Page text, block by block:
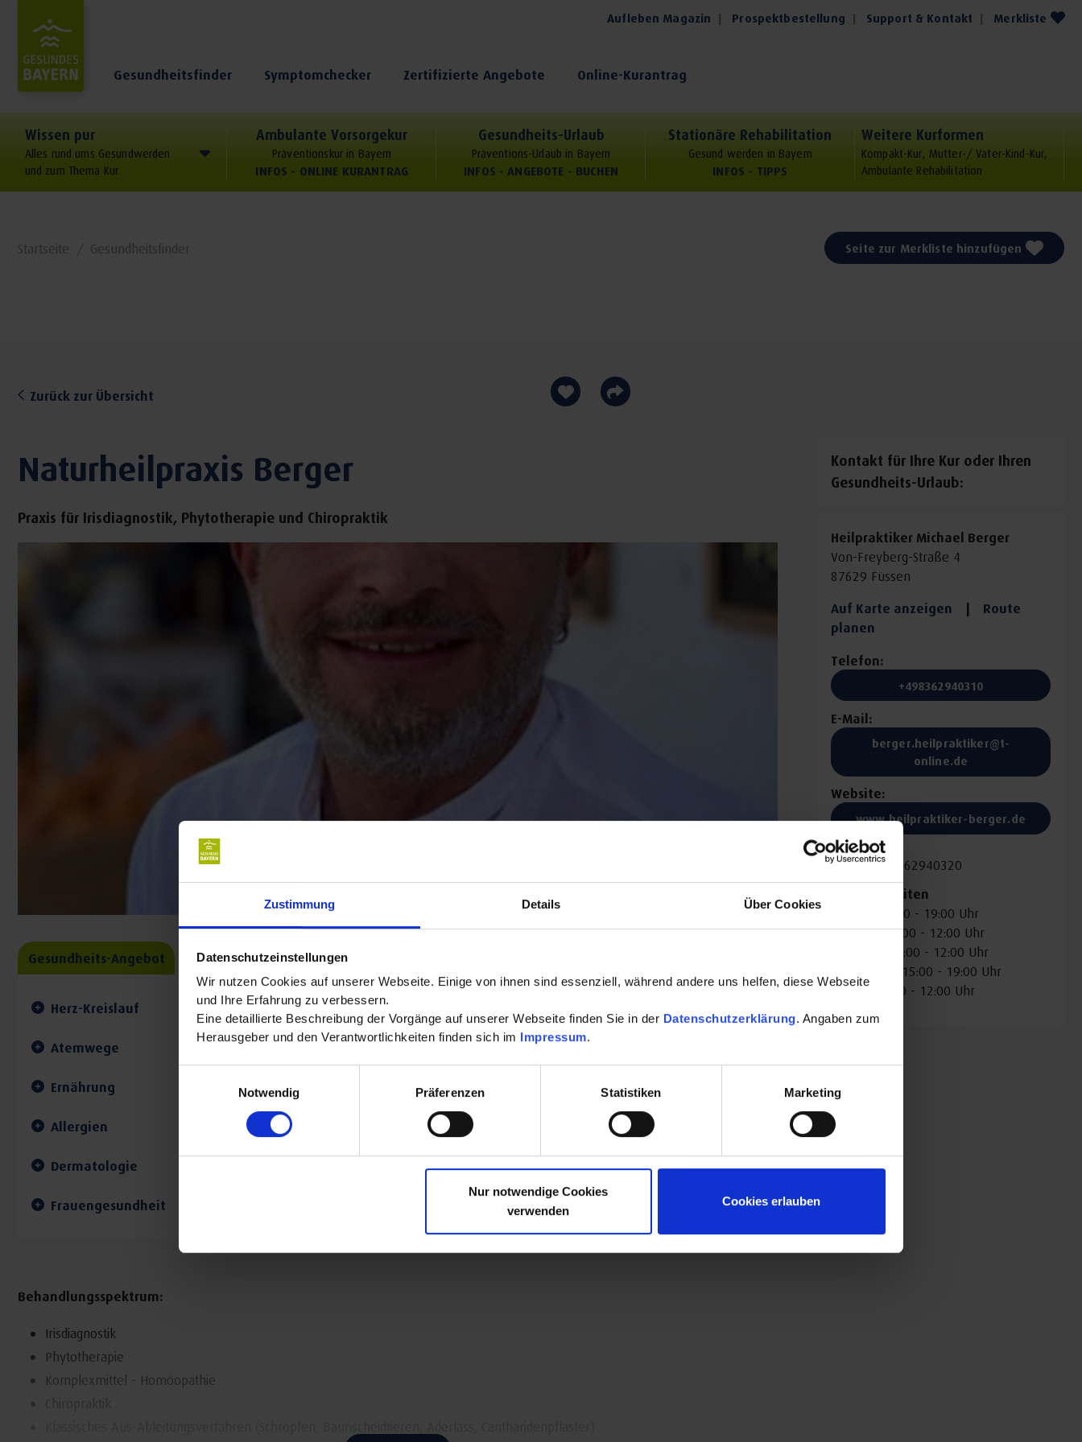
Zustimmung Details Über Cookies
Datenschutzeinstellungen
Wir nutzen Cookies auf unserer Webseite. Einige von ihnen sind essenziell, während andere uns helfen, diese Webseite
und Ihre Erfahrung zu verbessern.
Eine detaillierte Beschreibung der Vorgänge auf unserer Webseite finden Sie in der Datenschutzerklärung. Angaben zum
Herausgeber und den Verantwortlichkeiten finden sich im Impressum.
Notwendig
Präferenzen Statistiken Marketing
Nur notwendige Cookies
verwenden
Cookies erlauben
Aufleben Magazin Prospektbestellung Support & Kontakt Merkliste
Gesundheitsfinder Symptomchecker Zertifizierte Angebote Online-Kurantrag
Wissen pur
Alles rund ums Gesundwerden
und zum Thema Kur
Ambulante Vorsorgekur
Präventionskur in Bayern
INFOS - ONLINE KURANTRAG
Gesundheits-Urlaub
Präventions-Urlaub in Bayern
INFOS - ANGEBOTE - BUCHEN
Stationäre Rehabilitation
Gesund werden in Bayern
INFOS - TIPPS
Weitere Kurformen
Kompakt-Kur, Mutter-/ Vater-Kind-Kur,
Ambulante Rehabilitation
Startseite Gesundheitsfinder Seite zur Merkliste hinzufügen
Zurück zur Übersicht
Naturheilpraxis Berger
Praxis für Irisdiagnostik, Phytotherapie und Chiropraktik
Gesundheits-Angebot
Herz-Kreislauf
Atemwege Diabetes, Stoffwechsel, Hormone
Ernährung Rückenschmerzen
Allergien Orthopädie
Dermatologie Verdauungssystem
Frauengesundheit
Behandlungsspektrum:
Irisdiagnostik
Phytotherapie
Komplexmittel - Homöopathie
Kontakt für Ihre Kur oder Ihren
Gesundheits-Urlaub:
Heilpraktiker Michael Berger
Von-Freyberg-Straße 4
87629 Füssen
Auf Karte anzeigen |
Route
planen
Telefon:
+498362940310
E-Mail:
berger.heilpraktiker@t-
online.de
Website:
www.heilpraktiker-berger.de
Fax: +498362940320
Öffnungszeiten
Montag: 15:00 - 19:00 Uhr
Dienstag: 09:00 - 12:00 Uhr
Mittwoch: 09:00 - 12:00 Uhr
Donnerstag: 15:00 - 19:00 Uhr
Freitag: 09:00 - 12:00 Uhr